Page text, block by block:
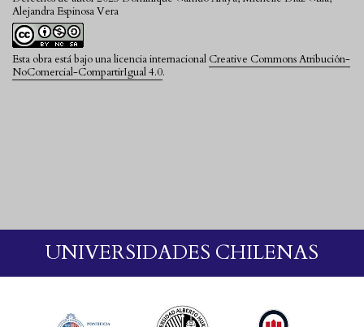
Alejandra Espinosa Vera
Esta obra está bajo una licencia internacional Creative Commons Atribución-
NoComercial-CompartirIgual 4.0.
UNIVERSIDADES CHILENAS